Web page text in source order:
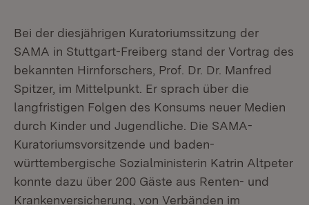
Bei der diesjährigen Kuratoriumssitzung der
SAMA in Stuttgart-Freiberg stand der Vortrag des
bekannten Hirnforschers, Prof. Dr. Dr. Manfred
Spitzer, im Mittelpunkt. Er sprach über die
langfristigen Folgen des Konsums neuer Medien
durch Kinder und Jugendliche. Die SAMA-
Kuratoriumsvorsitzende und baden-
württembergische Sozialministerin Katrin Altpeter
konnte dazu über 200 Gäste aus Renten- und
Krankenversicherung, von Verbänden im